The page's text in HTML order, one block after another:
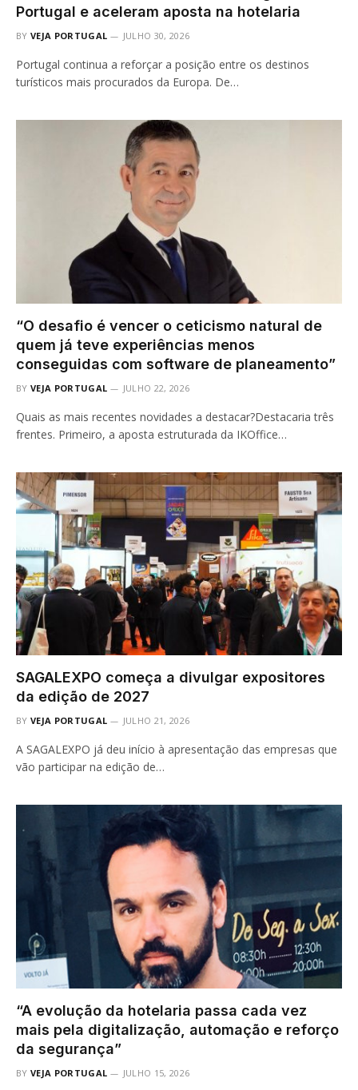
Portugal e aceleram aposta na hotelaria
BY VEJA PORTUGAL JULHO 30, 2026
Portugal continua a reforçar a posição entre os destinos
turísticos mais procurados da Europa. De…
“O desafio é vencer o ceticismo natural de
quem já teve experiências menos
conseguidas com software de planeamento”
BY VEJA PORTUGAL JULHO 22, 2026
Quais as mais recentes novidades a destacar?Destacaria três
frentes. Primeiro, a aposta estruturada da IKOffice…
SAGALEXPO começa a divulgar expositores
da edição de 2027
BY VEJA PORTUGAL JULHO 21, 2026
A SAGALEXPO já deu início à apresentação das empresas que
vão participar na edição de…
“A evolução da hotelaria passa cada vez
mais pela digitalização, automação e reforço
da segurança”
BY VEJA PORTUGAL JULHO 15, 2026